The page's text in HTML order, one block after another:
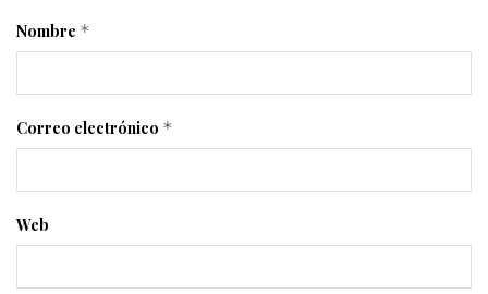
Nombre *
Correo electrónico *
Web